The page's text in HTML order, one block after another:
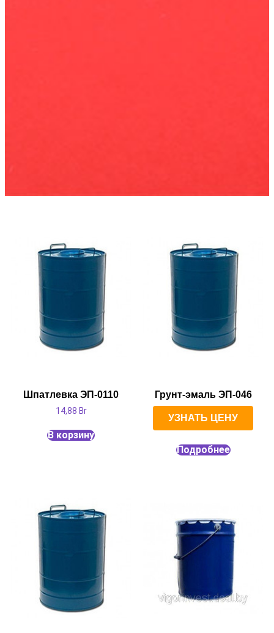
Шпатлевка ЭП-0110
14,88 Br
В корзину
Грунт-эмаль ЭП-046
УЗНАТЬ ЦЕНУ
Подробнее